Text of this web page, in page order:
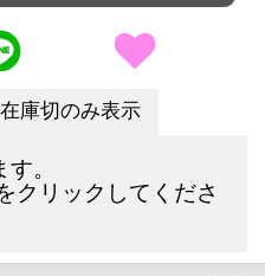
在庫切のみ表示
。
クリックしてくださ